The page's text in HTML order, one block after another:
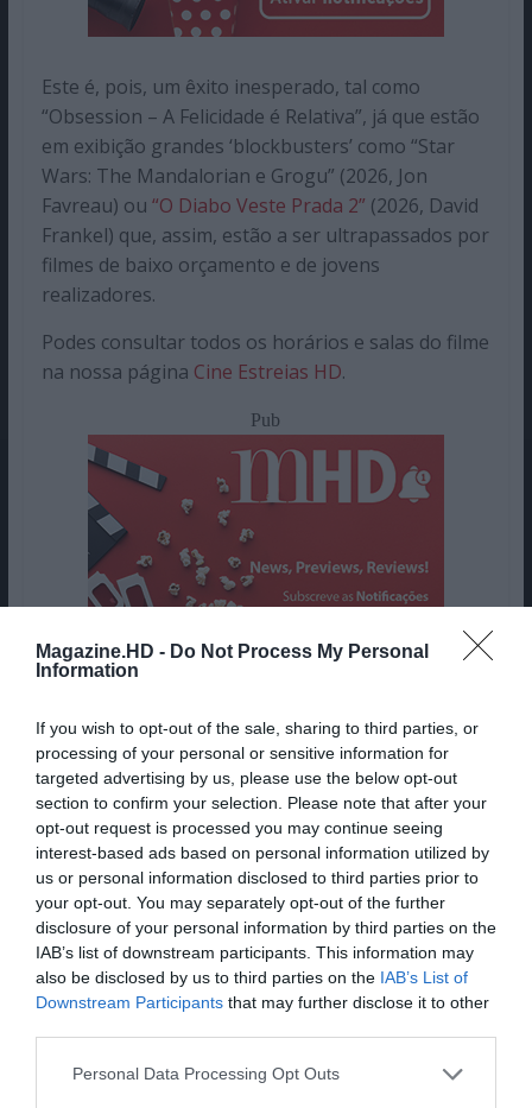
Magazine.HD - Do Not Process My Personal
Information
If you wish to opt-out of the sale, sharing to third parties, or
processing of your personal or sensitive information for
targeted advertising by us, please use the below opt-out
section to confirm your selection. Please note that after your
opt-out request is processed you may continue seeing
interest-based ads based on personal information utilized by
us or personal information disclosed to third parties prior to
your opt-out. You may separately opt-out of the further
disclosure of your personal information by third parties on the
IAB’s list of downstream participants. This information may
also be disclosed by us to third parties on the IAB’s List of
Downstream Participants that may further disclose it to other
Personal Data Processing Opt Outs
Este é, pois, um êxito inesperado, tal como
“Obsession – A Felicidade é Relativa”, já que estão
em exibição grandes ‘blockbusters’ como “Star
Wars: The Mandalorian e Grogu” (2026, Jon
Favreau) ou “O Diabo Veste Prada 2” (2026, David
Frankel) que, assim, estão a ser ultrapassados por
filmes de baixo orçamento e de jovens
realizadores.
Podes consultar todos os horários e salas do filme
na nossa página Cine Estreias HD.
Pub
Lê Também:
Backrooms: O Labirinto- A
Crítica
Qual a opinião da MHD?